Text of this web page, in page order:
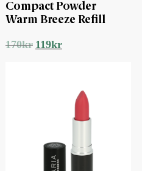
Compact Powder
Warm Breeze Refill
170kr Det
119krDet